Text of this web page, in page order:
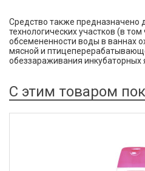
Средство также предназначено
технологических участков (в
обсемененности воды в ваннах
мясной и
обеззараживания инкубаторных
С этим товаром